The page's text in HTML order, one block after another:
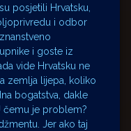
posjetili Hrvatsku,
i odbor
i goste iz
vide Hrvatsku ne
zemlja lijepa, koliko
bogatstva, dakle
čemu je problem?
Jer ako taj